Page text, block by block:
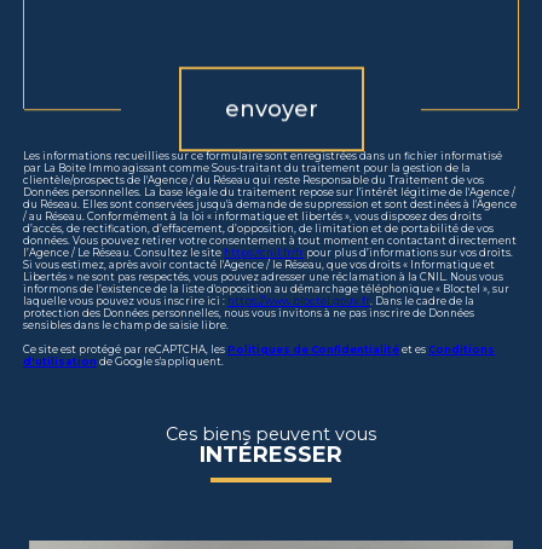
envoyer
Les informations recueillies sur ce formulaire sont enregistrées dans un fichier informatisé
par La Boite Immo agissant comme Sous-traitant du traitement pour la gestion de la
clientèle/prospects de l'Agence / du Réseau qui reste Responsable du Traitement de vos
Données personnelles. La base légale du traitement repose sur l'intérêt légitime de l'Agence /
du Réseau. Elles sont conservées jusqu'à demande de suppression et sont destinées à l'Agence
/ au Réseau. Conformément à la loi « informatique et libertés », vous disposez des droits
d’accès, de rectification, d’effacement, d’opposition, de limitation et de portabilité de vos
données. Vous pouvez retirer votre consentement à tout moment en contactant directement
l’Agence / Le Réseau. Consultez le site https://cnil.fr/fr pour plus d’informations sur vos droits.
Si vous estimez, après avoir contacté l'Agence / le Réseau, que vos droits « Informatique et
Libertés » ne sont pas respectés, vous pouvez adresser une réclamation à la CNIL. Nous vous
informons de l’existence de la liste d'opposition au démarchage téléphonique « Bloctel », sur
laquelle vous pouvez vous inscrire ici : https://www.bloctel.gouv.fr . Dans le cadre de la
protection des Données personnelles, nous vous invitons à ne pas inscrire de Données
sensibles dans le champ de saisie libre.
Ce site est protégé par reCAPTCHA, les Politiques de Confidentialité et es Conditions
d'utilisation de Google s'appliquent.
Ces biens peuvent vous
INTÉRESSER